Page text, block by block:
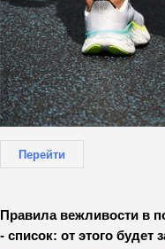
Перейти
Правила вежливости в
- список: от этого будет